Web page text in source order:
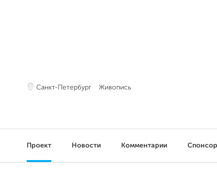
Санкт-Петербург Живопись
Проект Новости Комментарии